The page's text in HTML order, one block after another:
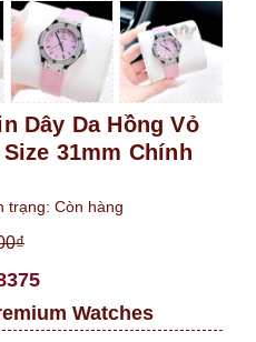
Dây Da Hồng Vỏ
31mm Chính
trạng: Còn hàng
Watches